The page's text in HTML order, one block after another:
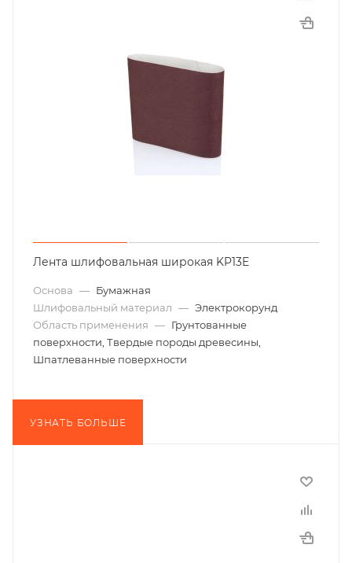
Лента шлифовальная широкая KP13E
Основа — Бумажная
Шлифовальный материал — Электрокорунд
Область применения — Грунтованные
поверхности, Твердые породы древесины,
Шпатлеванные поверхности
УЗНАТЬ БОЛЬШЕ